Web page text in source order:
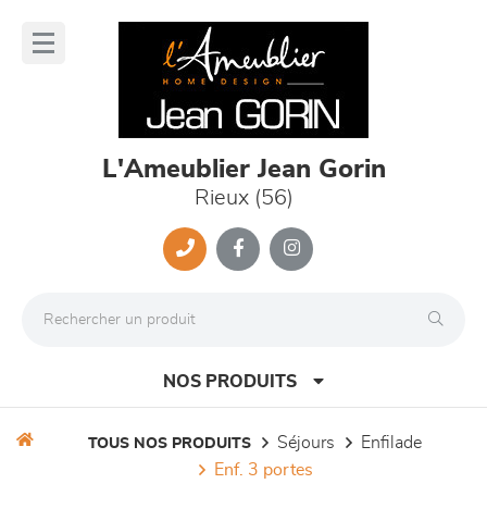
L'Ameublier Jean Gorin
Rieux (56)
NOS PRODUITS
TOUS NOS PRODUITS séjours
enfilade
enf. 3 portes